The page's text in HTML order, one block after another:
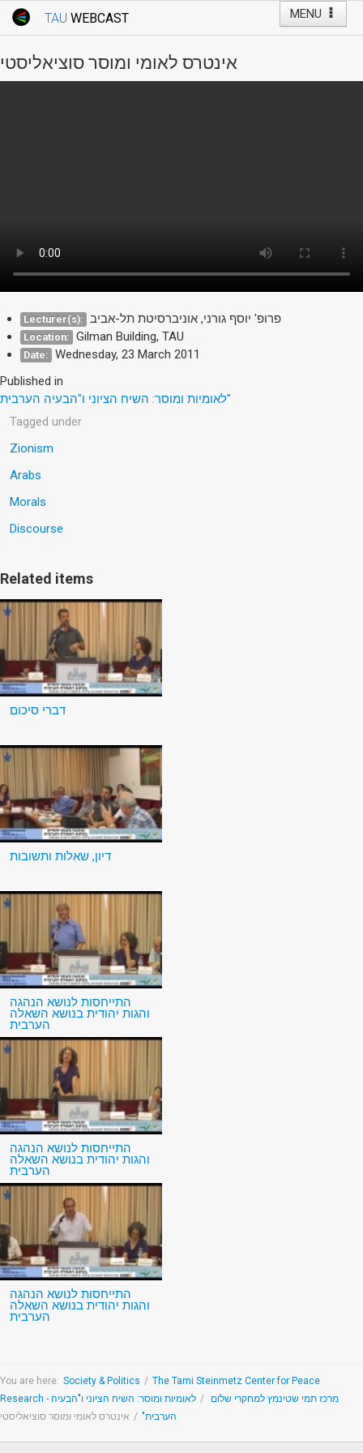
MENU
TAU WEBCAST
Webcast: Courses
Tel Aviv University
אינטרס לאומי ומוסר סוציאליסטי
Lecturer(s): פרופ' יוסף גורני, אוניברסיטת תל-אביב
Location: Gilman Building, TAU
Date: Wednesday, 23 March 2011
Published in
לאומיות ומוסר: השיח הציוני ו"הבעיה הערבית"
Tagged under
Zionism
Arabs
Morals
Discourse
Related items
דברי סיכום
דיון, שאלות ותשובות
התייחסות לנושא הנהגה
והגות יהודית בנושא השאלה
הערבית
התייחסות לנושא הנהגה
והגות יהודית בנושא השאלה
הערבית
התייחסות לנושא הנהגה
והגות יהודית בנושא השאלה
הערבית
You are here: Society & Politics / The Tami Steinmetz Center for Peace
Research - מרכז תמי שטינמץ למחקרי שלום
/ לאומיות ומוסר: השיח הציוני ו"הבעיה
הערבית" / אינטרס לאומי ומוסר סוציאליסטי